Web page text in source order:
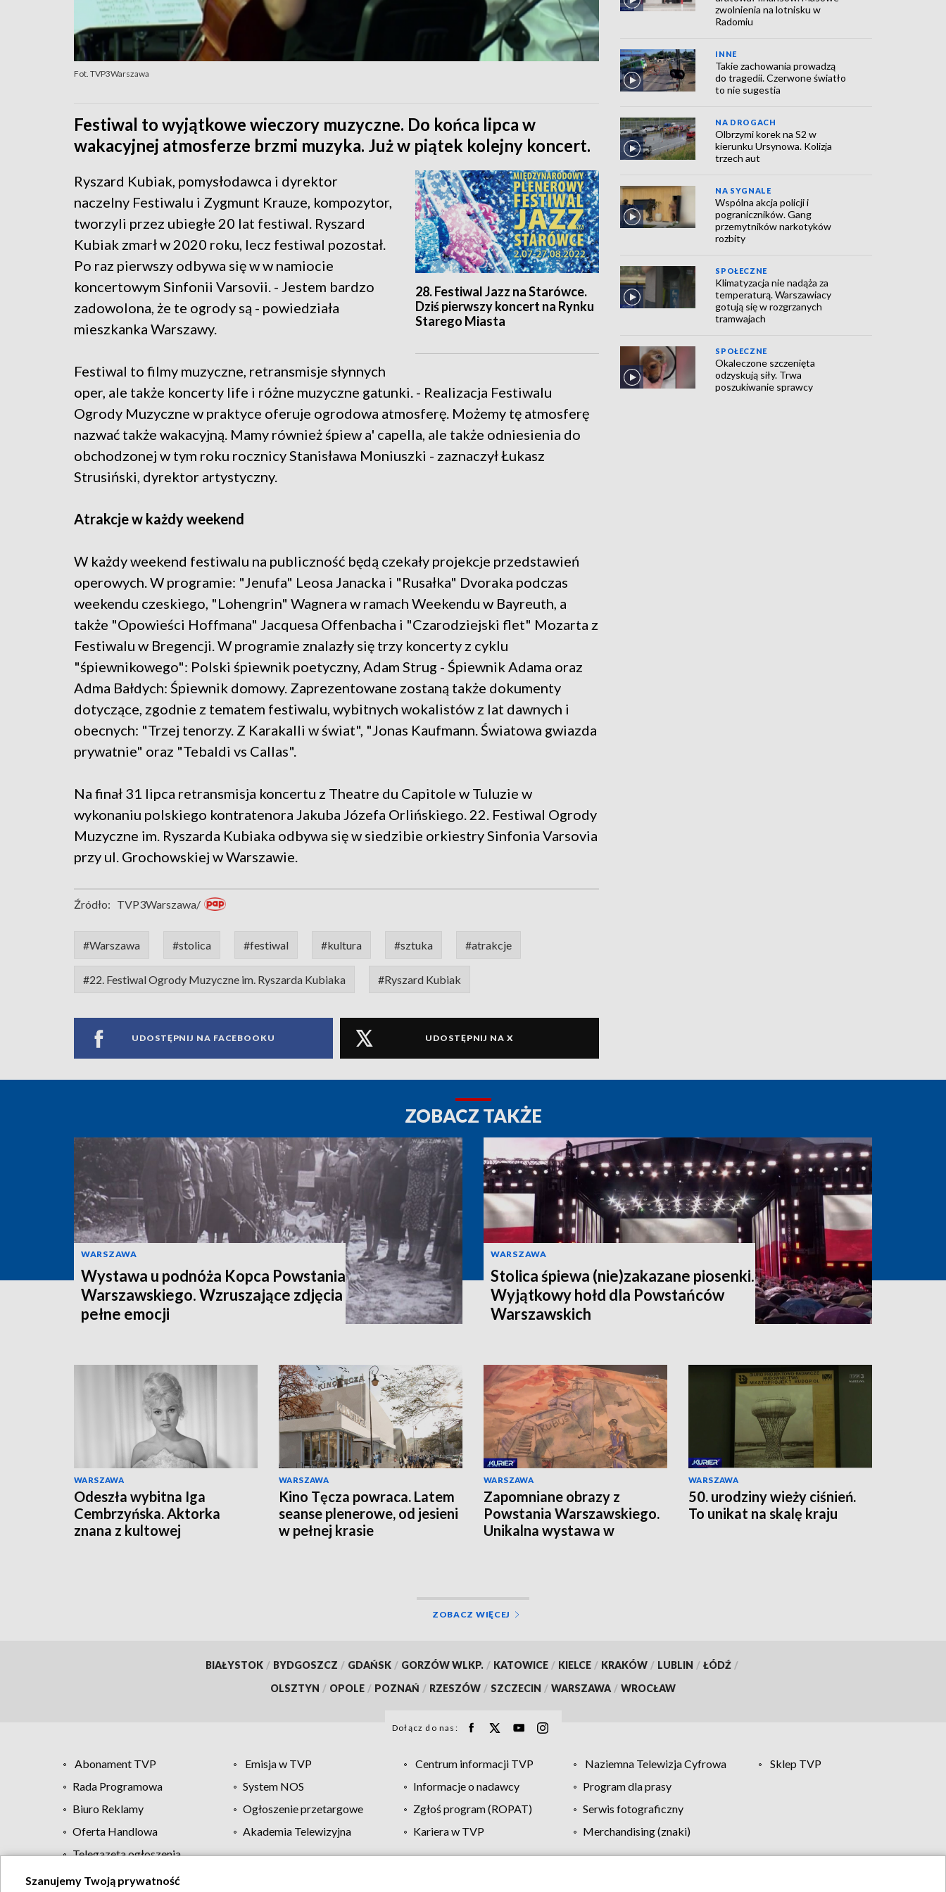
Fot. TVP3Warszawa
Festiwal to wyjątkowe wieczory muzyczne. Do końca lipca w
wakacyjnej atmosferze brzmi muzyka. Już w piątek kolejny koncert.
28. Festiwal Jazz na Starówce.
Dziś pierwszy koncert na Rynku
Starego Miasta
Ryszard Kubiak, pomysłodawca i dyrektor
naczelny Festiwalu i Zygmunt Krauze, kompozytor,
tworzyli przez ubiegłe 20 lat festiwal. Ryszard
Kubiak zmarł w 2020 roku, lecz festiwal pozostał.
Po raz pierwszy odbywa się w w namiocie
koncertowym Sinfonii Varsovii. - Jestem bardzo
zadowolona, że te ogrody są - powiedziała
mieszkanka Warszawy.
Festiwal to filmy muzyczne, retransmisje słynnych
oper, ale także koncerty life i różne muzyczne gatunki. - Realizacja Festiwalu
Ogrody Muzyczne w praktyce oferuje ogrodowa atmosferę. Możemy tę atmosferę
nazwać także wakacyjną. Mamy również śpiew a' capella, ale także odniesienia do
obchodzonej w tym roku rocznicy Stanisława Moniuszki - zaznaczył Łukasz
Strusiński, dyrektor artystyczny.
Atrakcje w każdy weekend
W każdy weekend festiwalu na publiczność będą czekały projekcje przedstawień
operowych. W programie: "Jenufa" Leosa Janacka i "Rusałka" Dvoraka podczas
weekendu czeskiego, "Lohengrin" Wagnera w ramach Weekendu w Bayreuth, a
także "Opowieści Hoffmana" Jacquesa Offenbacha i "Czarodziejski flet" Mozarta z
Festiwalu w Bregencji. W programie znalazły się trzy koncerty z cyklu
"śpiewnikowego": Polski śpiewnik poetyczny, Adam Strug - Śpiewnik Adama oraz
Adma Bałdych: Śpiewnik domowy. Zaprezentowane zostaną także dokumenty
dotyczące, zgodnie z tematem festiwalu, wybitnych wokalistów z lat dawnych i
obecnych: "Trzej tenorzy. Z Karakalli w świat", "Jonas Kaufmann. Światowa gwiazda
prywatnie" oraz "Tebaldi vs Callas".
Na finał 31 lipca retransmisja koncertu z Theatre du Capitole w Tuluzie w
wykonaniu polskiego kontratenora Jakuba Józefa Orlińskiego. 22. Festiwal Ogrody
Muzyczne im. Ryszarda Kubiaka odbywa się w siedzibie orkiestry Sinfonia Varsovia
przy ul. Grochowskiej w Warszawie.
Źródło: TVP3Warszawa/
#Warszawa #stolica #festiwal #kultura #sztuka #atrakcje
#22. Festiwal Ogrody Muzyczne im. Ryszarda Kubiaka #Ryszard Kubiak
UDOSTĘPNIJ NA FACEBOOKU UDOSTĘPNIJ NA X
zwolnienia na lotnisku w
Radomiu
INNE
Takie zachowania prowadzą
do tragedii. Czerwone światło
to nie sugestia
NA DROGACH
Olbrzymi korek na S2 w
kierunku Ursynowa. Kolizja
trzech aut
NA SYGNALE
Wspólna akcja policji i
pograniczników. Gang
przemytników narkotyków
rozbity
SPOŁECZNE
Klimatyzacja nie nadąża za
temperaturą. Warszawiacy
gotują się w rozgrzanych
tramwajach
SPOŁECZNE
Okaleczone szczenięta
odzyskują siły. Trwa
poszukiwanie sprawcy
ZOBACZ TAKŻE
WARSZAWA
Wystawa u podnóża Kopca Powstania
Warszawskiego. Wzruszające zdjęcia
pełne emocji
WARSZAWA
Stolica śpiewa (nie)zakazane piosenki.
Wyjątkowy hołd dla Powstańców
Warszawskich
WARSZAWA
Odeszła wybitna Iga
Cembrzyńska. Aktorka
znana z kultowej
WARSZAWA
Kino Tęcza powraca. Latem
seanse plenerowe, od jesieni
w pełnej krasie
WARSZAWA
Zapomniane obrazy z
Powstania Warszawskiego.
Unikalna wystawa w
WARSZAWA
50. urodziny wieży ciśnień.
To unikat na skalę kraju
ZOBACZ WIĘCEJ
BIAŁYSTOK / BYDGOSZCZ / GDAŃSK / GORZÓW WLKP. / KATOWICE / KIELCE / KRAKÓW / LUBLIN / ŁÓDŹ /
OLSZTYN / OPOLE / POZNAŃ / RZESZÓW / SZCZECIN / WARSZAWA / WROCŁAW
Dołącz do nas:
Abonament TVP Emisja w TVP Centrum informacji TVP Naziemna Telewizja Cyfrowa
Sklep TVP
Rada Programowa
System NOS Informacje o nadawcy
Program dla prasy
Biuro Reklamy
Ogłoszenie przetargowe Zgłoś program (ROPAT)
Serwis fotograficzny
Oferta Handlowa
Akademia Telewizyjna Kariera w TVP
Merchandising (znaki)
Telegazeta ogłoszenia
Szanujemy Twoją prywatność